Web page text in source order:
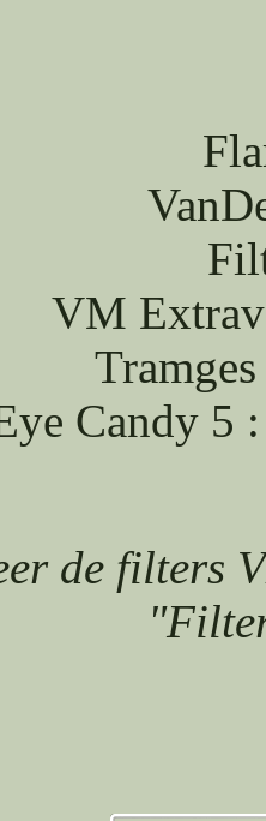
VM
Candy 5
de filters